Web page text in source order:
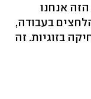
אנחנו
בעבודה,
בזוגיות. זה